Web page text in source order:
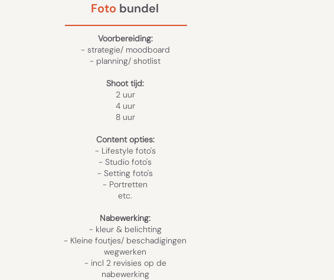
Foto bundel
Voorbereiding:
- strategie/ moodboard
- planning/ shotlist
Shoot tijd:
2 uur
4 uur
8 uur
Content opties:
- Lifestyle foto's
- Studio foto's
- Setting foto's
- Portretten
etc.
Nabewerking:
- kleur & belichting
- Kleine foutjes/ beschadigingen
wegwerken
​- incl 2 revisies op de
nabewerking